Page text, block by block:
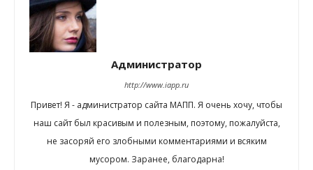
Администратор
http://www.iapp.ru
Привет! Я - администратор сайта МАПП. Я очень хочу, чтобы
наш сайт был красивым и полезным, поэтому, пожалуйста,
не засоряй его злобными комментариями и всяким
мусором. Заранее, благодарна!